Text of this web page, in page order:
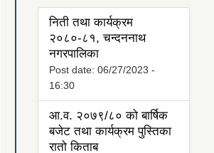
निती तथा कार्यक्रम
२०८०-८१, चन्दननाथ
नगरपालिका
Post date: 06/27/2023 -
16:30
आ.व. २०७९/८० को बार्षिक
बजेट तथा कार्यक्रम पुस्तिका
रातो किताब